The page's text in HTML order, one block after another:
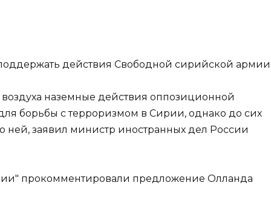
действия Свободной сирийской армии
наземные действия оппозиционной
борьбы с терроризмом в Сирии, однако до сих
заявил министр иностранных дел России
прокомментировали предложение Олланда